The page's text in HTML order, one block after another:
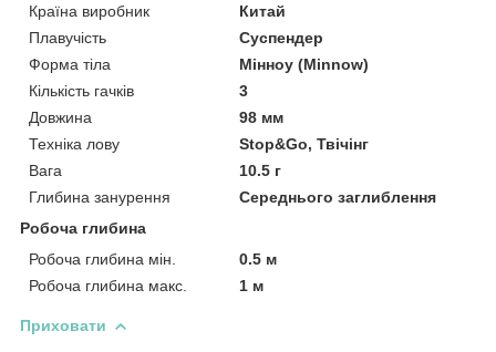
Країна виробник
Китай
Плавучість
Суспендер
Форма тіла
Мінноу (Minnow)
Кількість гачків
3
Довжина
98 мм
Техніка лову
Stop&Go, Твічінг
Вага
10.5 г
Глибина занурення
Середнього заглиблення
Робоча глибина
Робоча глибина мін.
0.5 м
Робоча глибина макс.
1 м
Приховати